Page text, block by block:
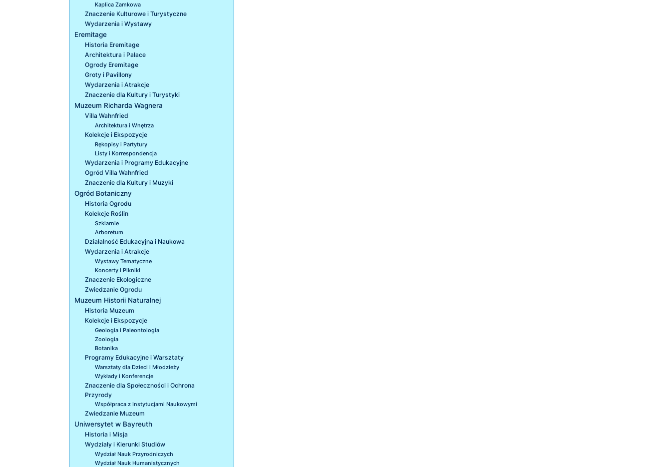
Kaplica Zamkowa
Znaczenie Kulturowe i Turystyczne
Wydarzenia i Wystawy
Eremitage
Historia Eremitage
Architektura i Pałace
Ogrody Eremitage
Groty i Pavillony
Wydarzenia i Atrakcje
Znaczenie dla Kultury i Turystyki
Muzeum Richarda Wagnera
Villa Wahnfried
Architektura i Wnętrza
Kolekcje i Ekspozycje
Rękopisy i Partytury
Listy i Korrespondencja
Wydarzenia i Programy Edukacyjne
Ogród Villa Wahnfried
Znaczenie dla Kultury i Muzyki
Ogród Botaniczny
Historia Ogrodu
Kolekcje Roślin
Szklarnie
Arboretum
Działalność Edukacyjna i Naukowa
Wydarzenia i Atrakcje
Wystawy Tematyczne
Koncerty i Pikniki
Znaczenie Ekologiczne
Zwiedzanie Ogrodu
Muzeum Historii Naturalnej
Historia Muzeum
Kolekcje i Ekspozycje
Geologia i Paleontologia
Zoologia
Botanika
Programy Edukacyjne i Warsztaty
Warsztaty dla Dzieci i Młodzieży
Wykłady i Konferencje
Znaczenie dla Społeczności i Ochrona
Przyrody
Współpraca z Instytucjami Naukowymi
Zwiedzanie Muzeum
Uniwersytet w Bayreuth
Historia i Misja
Wydziały i Kierunki Studiów
Wydział Nauk Przyrodniczych
Wydział Nauk Humanistycznych